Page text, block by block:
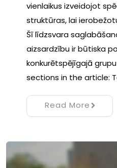
vienlaikus izveidojot
struktūras, lai
Šī līdzsvara
aizsardzību ir būtiska
konkurētspējīgajā
sections in the article:
Read More